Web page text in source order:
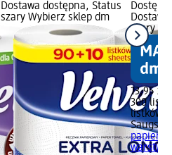
Dostawa dostępna, Status
szary Wybierz sklep dm
szary
13,95 zł
300
listków)